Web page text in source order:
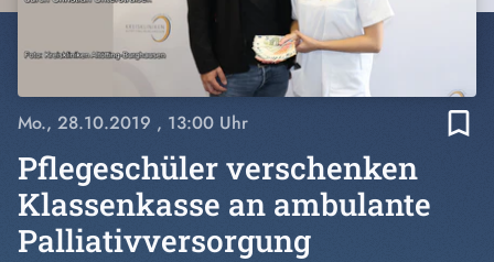
Mo., 28.10.2019 , 13:00 Uhr bookmark_border
Pflegeschüler verschenken
Klassenkasse an ambulante
Palliativversorgung